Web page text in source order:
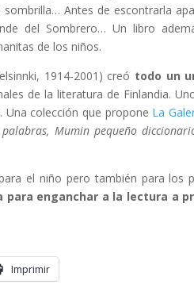
Antes de escontrarla
del Sombrero… Un libro
de los niños.
1914-2001) creó todo un
de la literatura de Finlandia.
colección que propone La
Mumin pequeño
el niño pero también para los
para enganchar a la lectura a
Imprimir